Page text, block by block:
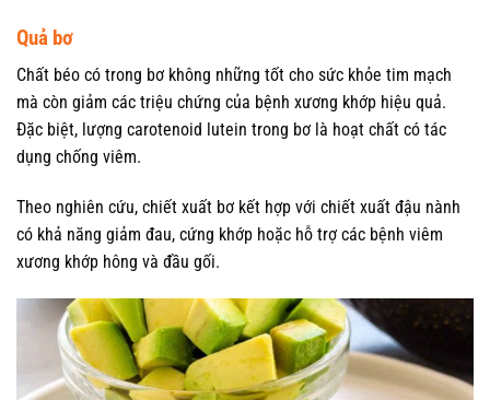
Quả bơ
Chất béo có trong bơ không những tốt cho sức khỏe tim mạch
mà còn giảm các triệu chứng của bệnh xương khớp hiệu quả.
Đặc biệt, lượng carotenoid lutein trong bơ là hoạt chất có tác
dụng chống viêm.
Theo nghiên cứu, chiết xuất bơ kết hợp với chiết xuất đậu nành
có khả năng giảm đau, cứng khớp hoặc hỗ trợ các bệnh viêm
xương khớp hông và đầu gối.